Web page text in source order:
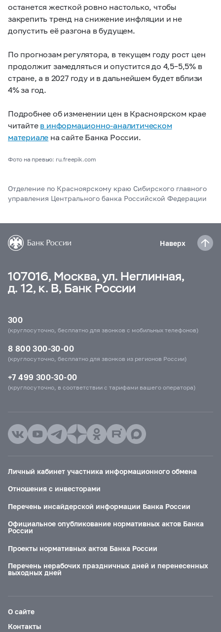
останется жесткой ровно настолько, чтобы
закрепить тренд на снижение инфляции и не
допустить её разгона в будущем.
По прогнозам регулятора, в текущем году рост цен
продолжит замедляться и опустится до 4,5–5,5% в
стране, а в 2027 году и в дальнейшем будет вблизи
4% за год.
Подробнее об изменении цен в Красноярском крае
читайте в информационно-аналитическом
материале на сайте Банка России.
Фото на превью: ru.freepik.com
Отделение по Красноярскому краю Сибирского главного
управления Центрального банка Российской Федерации
Наверх
107016, Москва, ул. Неглинная,
д. 12, к. В, Банк России
300
(круглосуточно, бесплатно для звонков с мобильных телефонов)
8 800 300-30-00
(круглосуточно, бесплатно для звонков из регионов России)
+7 499 300-30-00
(круглосуточно, в соответствии с тарифами вашего оператора)
Личный кабинет участника информационного обмена
Отношения с инвесторами
Перечень инсайдерской информации Банка России
Официальное опубликование нормативных актов Банка
России
Проекты нормативных актов Банка России
Перечень нерабочих праздничных дней и перенесенных
выходных дней
О сайте
Контакты